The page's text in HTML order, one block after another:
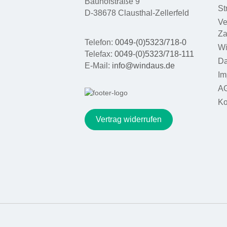
DynaMot
Elektromaschinen
Indikatormotoren
D-38678 Clausthal-Zellerfeld
Telefon: 0049-(0)5323/718-0
Telefax: 0049-(0)5323/718-111
E-Mail: info@windaus.de
Vertrag widerrufen